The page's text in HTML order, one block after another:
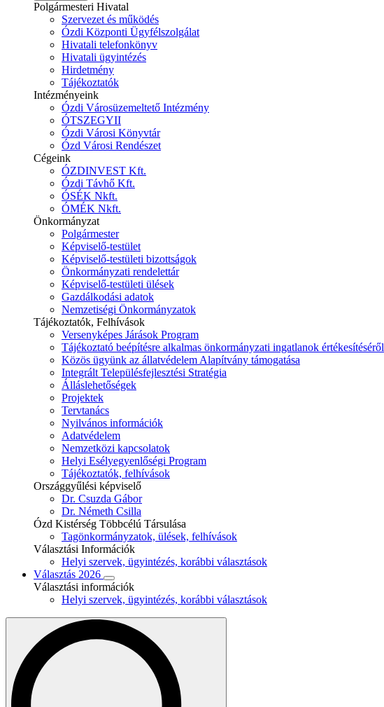
Polgármesteri Hivatal
Szervezet és működés
Ózdi Központi Ügyfélszolgálat
Hivatali telefonkönyv
Hivatali ügyintézés
Hirdetmény
Tájékoztatók
Intézményeink
Ózdi Városüzemeltető Intézmény
ÓTSZEGYII
Ózdi Városi Könyvtár
Ózd Városi Rendészet
Cégeink
ÓZDINVEST Kft.
Ózdi Távhő Kft.
ÓSÉK Nkft.
ÓMÉK Nkft.
Önkormányzat
Polgármester
Képviselő-testület
Képviselő-testületi bizottságok
Önkormányzati rendelettár
Képviselő-testületi ülések
Gazdálkodási adatok
Nemzetiségi Önkormányzatok
Tájékoztatók, Felhívások
Versenyképes Járások Program
Tájékoztató beépítésre alkalmas önkormányzati ingatlanok értékesítéséről
Közös ügyünk az állatvédelem Alapítvány támogatása
Integrált Településfejlesztési Stratégia
Álláslehetőségek
Projektek
Tervtanács
Nyilvános információk
Adatvédelem
Nemzetközi kapcsolatok
Helyi Esélyegyenlőségi Program
Tájékoztatók, felhívások
Országgyűlési képviselő
Dr. Csuzda Gábor
Dr. Németh Csilla
Ózd Kistérség Többcélú Társulása
Tagönkormányzatok, ülések, felhívások
Választási Információk
Helyi szervek, ügyintézés, korábbi választások
Választás 2026
Választási információk
Helyi szervek, ügyintézés, korábbi választások